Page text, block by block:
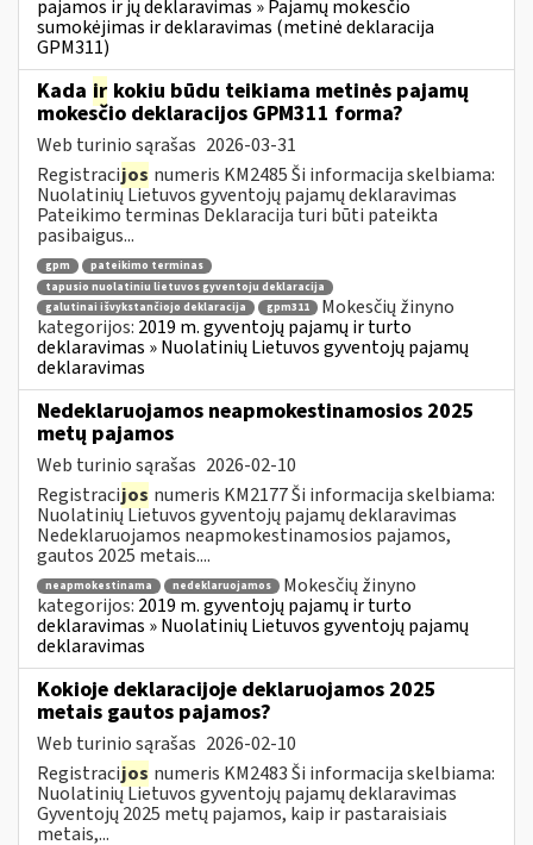
pajamos ir jų deklaravimas » Pajamų mokesčio
sumokėjimas ir deklaravimas (metinė deklaracija
GPM311)
Kada ir kokiu būdu teikiama metinės pajamų
mokesčio deklaracijos GPM311 forma?
Web turinio sąrašas 2026-03-31
Registracijos numeris KM2485 Ši informacija skelbiama:
Nuolatinių Lietuvos gyventojų pajamų deklaravimas
Pateikimo terminas Deklaracija turi būti pateikta
pasibaigus...
gpm
pateikimo terminas
tapusio nuolatiniu lietuvos gyventoju deklaracija
galutinai išvykstančiojo deklaracija
gpm311
Mokesčių žinyno
kategorijos: 2019 m. gyventojų pajamų ir turto
deklaravimas » Nuolatinių Lietuvos gyventojų pajamų
deklaravimas
Nedeklaruojamos neapmokestinamosios 2025
metų pajamos
Web turinio sąrašas 2026-02-10
Registracijos numeris KM2177 Ši informacija skelbiama:
Nuolatinių Lietuvos gyventojų pajamų deklaravimas
Nedeklaruojamos neapmokestinamosios pajamos,
gautos 2025 metais....
neapmokestinama nedeklaruojamos
Mokesčių žinyno
kategorijos: 2019 m. gyventojų pajamų ir turto
deklaravimas » Nuolatinių Lietuvos gyventojų pajamų
deklaravimas
Kokioje deklaracijoje deklaruojamos 2025
metais gautos pajamos?
Web turinio sąrašas 2026-02-10
Registracijos numeris KM2483 Ši informacija skelbiama:
Nuolatinių Lietuvos gyventojų pajamų deklaravimas
Gyventojų 2025 metų pajamos, kaip ir pastaraisiais
metais,...